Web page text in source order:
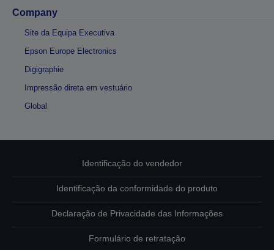
Company
Site da Equipa Executiva
Epson Europe Electronics
Digigraphie
Impressão direta em vestuário
Global
Identificação do vendedor
Identificação da conformidade do produto
Declaração de Privacidade das Informações
Formulário de retratação